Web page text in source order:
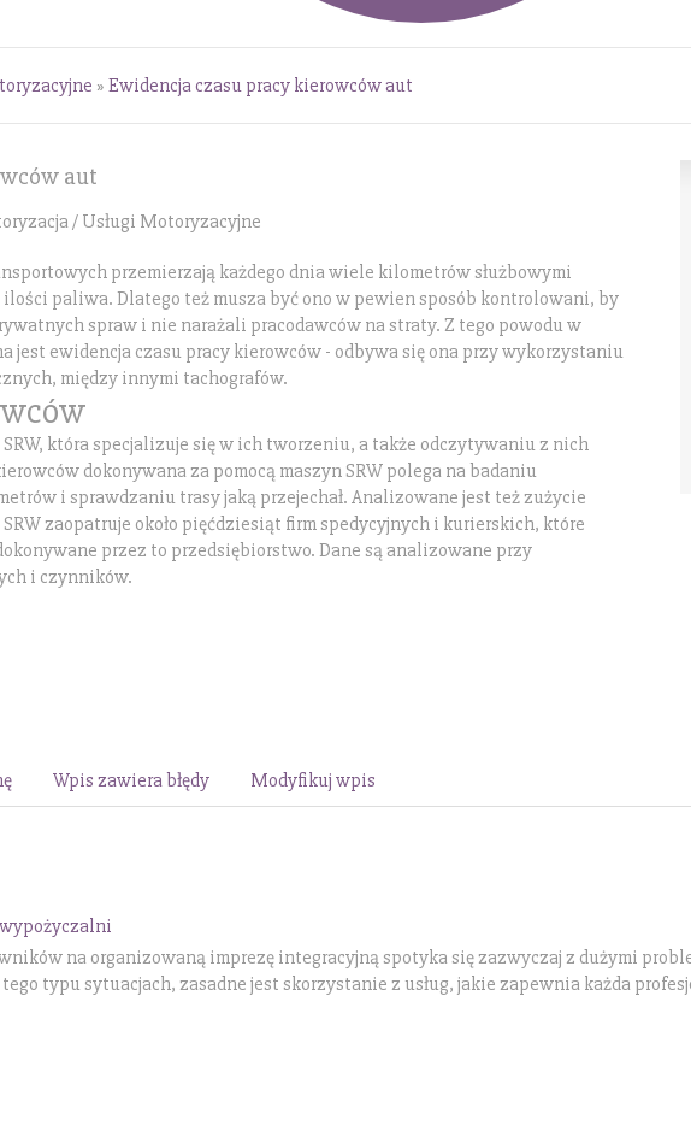
» Ewidencja czasu pracy kierowców aut
aut
/ Usługi Motoryzacyjne
przemierzają każdego dnia wiele kilometrów służbowymi
ilości paliwa. Dlatego też musza być ono w pewien sposób kontrolowani, by
spraw i nie narażali pracodawców na straty. Z tego powodu w
jest ewidencja czasu pracy kierowców - odbywa się ona przy wykorzystaniu
między innymi tachografów.
która specjalizuje się w ich tworzeniu, a także odczytywaniu z nich
dokonywana za pomocą maszyn SRW polega na badaniu
i sprawdzaniu trasy jaką przejechał. Analizowane jest też zużycie
zaopatruje około pięćdziesiąt firm spedycyjnych i kurierskich, które
przez to przedsiębiorstwo. Dane są analizowane przy
i czynników.
Wpis zawiera błędy Modyfikuj wpis
na organizowaną imprezę integracyjną spotyka się zazwyczaj z dużymi
typu sytuacjach, zasadne jest skorzystanie z usług, jakie zapewnia każda